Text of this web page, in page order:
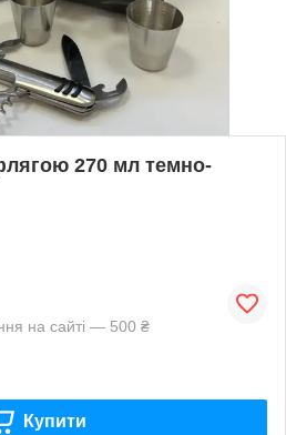
270 мл темно-
на сайті — 500 ₴
Купити